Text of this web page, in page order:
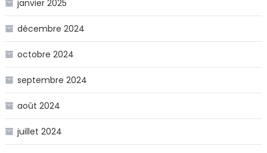
janvier 2025
décembre 2024
octobre 2024
septembre 2024
août 2024
juillet 2024